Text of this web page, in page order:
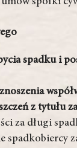
spadku i
z tytułu
za długi
spadkobiercy